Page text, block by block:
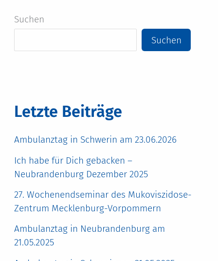
Suchen
Suchen
Letzte Beiträge
Ambulanztag in Schwerin am 23.06.2026
Ich habe für Dich gebacken –
Neubrandenburg Dezember 2025
27. Wochenendseminar des Mukoviszidose-
Zentrum Mecklenburg-Vorpommern
Ambulanztag in Neubrandenburg am
21.05.2025